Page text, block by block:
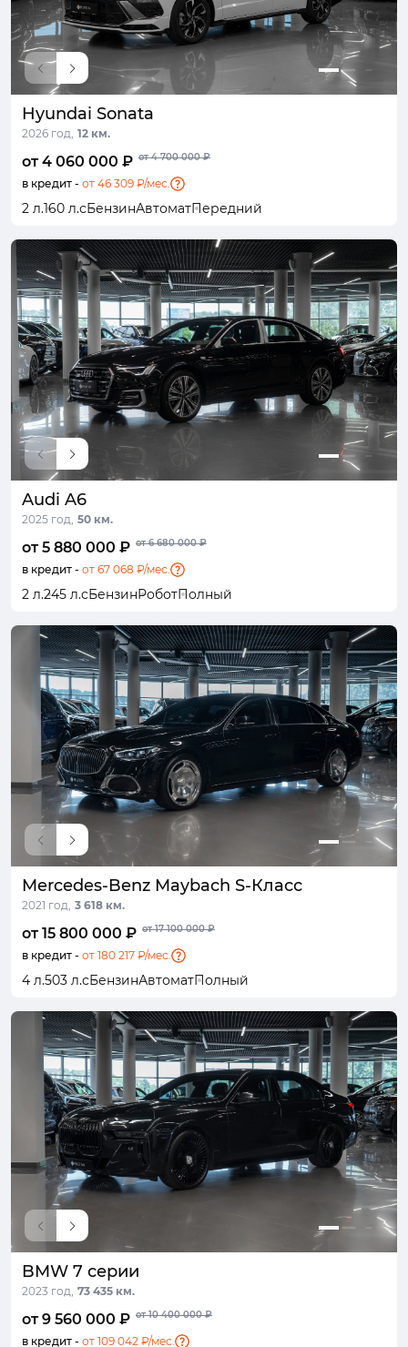
Subaru
Suzuki SWM
Tank
TENET
Toyota Volkswagen
Volvo
Voyah
Wey
Москвич
УАЗ
Hyundai Sonata
2026 год, 12 км.
от 4 060 000 ₽ от 4 700 000 ₽
в кредит - от 46 309 ₽/мес.
2 л.160 л.сБензинАвтоматПередний
Audi A6
2025 год, 50 км.
от 5 880 000 ₽ от 6 680 000 ₽
в кредит - от 67 068 ₽/мес.
2 л.245 л.сБензинРоботПолный
Mercedes-Benz Maybach S-Класс
2021 год, 3 618 км.
от 15 800 000 ₽ от 17 100 000 ₽
в кредит - от 180 217 ₽/мес.
4 л.503 л.сБензинАвтоматПолный
BMW 7 серии
2023 год, 73 435 км.
от 9 560 000 ₽ от 10 400 000 ₽
в кредит - от 109 042 ₽/мес.